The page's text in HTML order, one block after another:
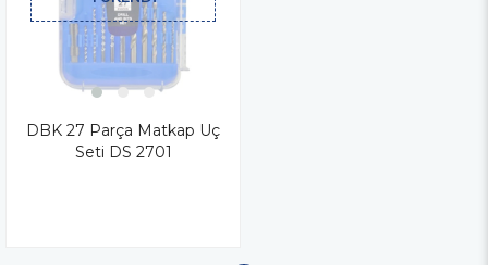
DBK 27 Parça Matkap Uç
Seti DS 2701